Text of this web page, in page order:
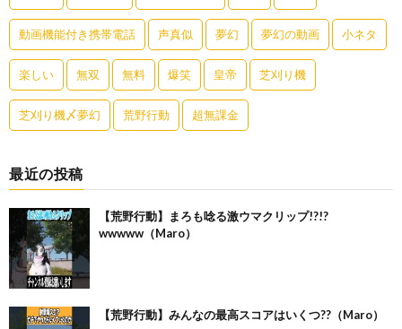
動画機能付き携帯電話 声真似 夢幻 夢幻の動画 小ネタ
楽しい 無双 無料 爆笑 皇帝 芝刈り機
芝刈り機〆夢幻 荒野行動 超無課金
最近の投稿
【荒野行動】まろも唸る激ウマクリップ!?!?
wwwww（Maro）
【荒野行動】みんなの最高スコアはいくつ??（Maro）